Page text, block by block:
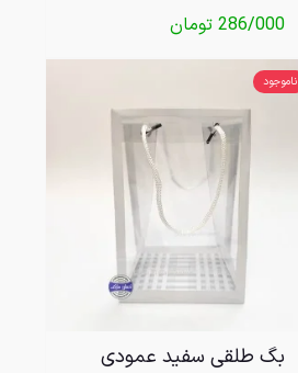
286/000 تومان
ناموجود
بگ طلقی سفید عمودی